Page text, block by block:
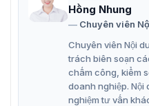
Ưu điểm chính
Với những tính năng nổi
nhiều tổ chức như:
Màn hình màu LCD
Hồng Nhung
Chuyên viên
Chuyên viên Nội
trách biên soạn
chấm công, kiểm
doanh nghiệp.
nghiệm tư vấn